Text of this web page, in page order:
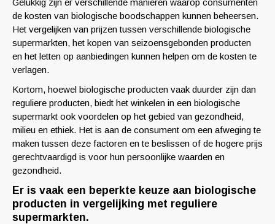
Gelukkig zijn er verschillende manieren waarop consumenten
de kosten van biologische boodschappen kunnen beheersen.
Het vergelijken van prijzen tussen verschillende biologische
supermarkten, het kopen van seizoensgebonden producten
en het letten op aanbiedingen kunnen helpen om de kosten te
verlagen.
Kortom, hoewel biologische producten vaak duurder zijn dan
reguliere producten, biedt het winkelen in een biologische
supermarkt ook voordelen op het gebied van gezondheid,
milieu en ethiek. Het is aan de consument om een afweging te
maken tussen deze factoren en te beslissen of de hogere prijs
gerechtvaardigd is voor hun persoonlijke waarden en
gezondheid.
Er is vaak een beperkte keuze aan biologische
producten in vergelijking met reguliere
supermarkten.